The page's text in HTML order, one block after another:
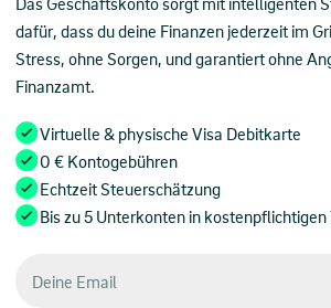
dafür, dass du deine Finanzen jederzeit im
Stress, ohne Sorgen, und garantiert ohne
Finanzamt.
Virtuelle & physische Visa Debitkarte
0 € Kontogebühren
Echtzeit Steuerschätzung
Bis zu 5 Unterkonten in